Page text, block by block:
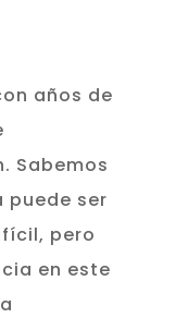
años de
Sabemos
puede ser
pero
en este